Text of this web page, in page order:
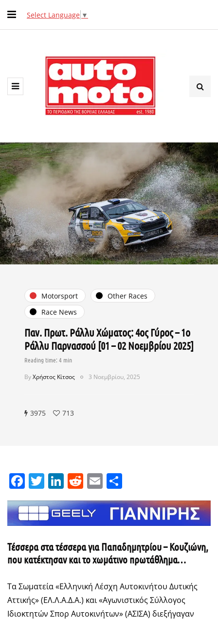
Select Language ▼
Motorsport
Other Races
Race News
Παν. Πρωτ. Ράλλυ Χώματος: 4ος Γύρος – 1ο
Ράλλυ Παρνασσού [01 – 02 Νοεμβρίου 2025]
ByΧρήστος Κίτσος 3 Νοεμβρίου, 2025
3975 713
Facebook
Twitter
LinkedIn
Reddit
Email
Τέσσερα στα τέσσερα για Παπαδημητρίου – Κουζιώνη,
που κατέκτησαν και το χωμάτινο πρωτάθλημα…
Τα Σωματεία «Ελληνική Λέσχη Αυτοκινήτου Δυτικής
Αττικής» (ΕΛ.Λ.Α.Δ.Α.) και «Αγωνιστικός Σύλλογος
Ιδιοκτητών Σπορ Αυτοκινήτων» (ΑΣΙΣΑ) διεξήγαγαν